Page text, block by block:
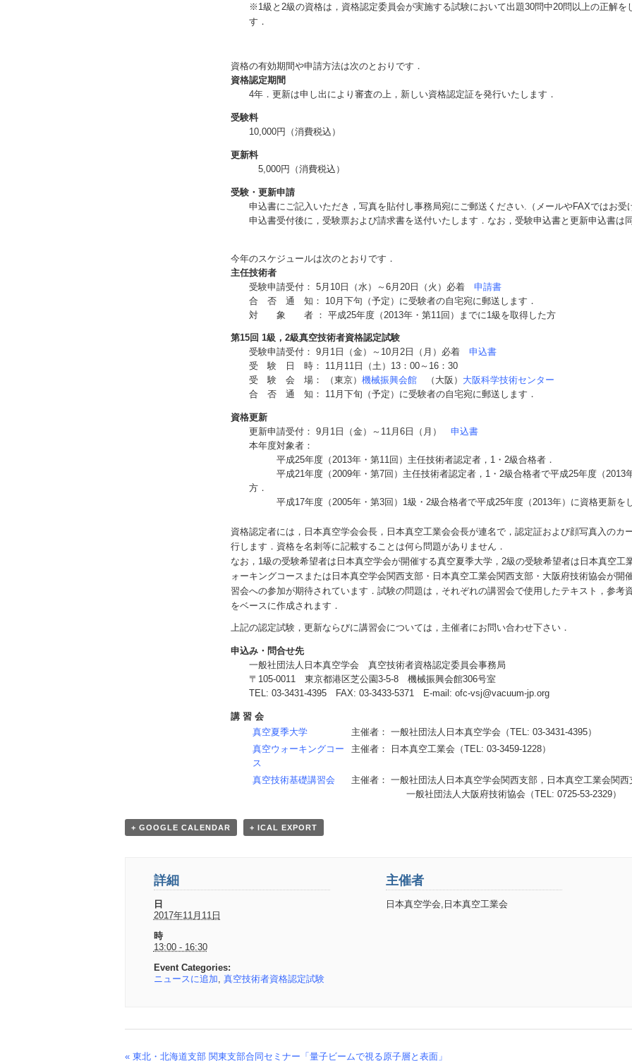
※1級と2級の資格は，資格認定委員会が実施する試験において出題30問中20問以上の正解を
す．
資格の有効期間や申請方法は次のとおりです．
資格認定期間
4年．更新は申し出により審査の上，新しい資格認定証を発行いたします．
受験料
10,000円（消費税込）
更新料
5,000円（消費税込）
受験・更新申請
申込書にご記入いただき，写真を貼付し事務局宛にご郵送ください.（メールやFAXではお受
申込書受付後に，受験票および請求書を送付いたします．なお，受験申込書と更新申込書は
今年のスケジュールは次のとおりです．
主任技術者
受験申請受付： 5月10日（水）～6月20日（火）必着 申請書
合 否 通 知： 10月下句（予定）に受験者の自宅宛に郵送します．
対 象 者 ： 平成25年度（2013年・第11回）までに1級を取得した方
第15回 1級，2級真空技術者資格認定試験
受験申請受付： 9月1日（金）～10月2日（月）必着 申込書
受 験 日 時： 11月11日（土）13：00～16：30
受 験 会 場： （東京） 機械振興会館（大阪） 大阪科学技術センター
合 否 通 知： 11月下旬（予定）に受験者の自宅宛に郵送します．
資格更新
更新申請受付： 9月1日（金）～11月6日（月） 申込書
本年度対象者：
平成25年度（2013年・第11回）主任技術者認定者，1・2級合格者．
平成21年度（2009年・第7回）主任技術者認定者，1・2級合格者で平成25年度（2013
方．
平成17年度（2005年・第3回）1級・2級合格者で平成25年度（2013年）に資格更新を
資格認定者には，日本真空学会会長，日本真空工業会会長が連名で，認定証および顔写真入のカ
行します．資格を名刺等に記載することは何ら問題がありません．
なお，1級の受験希望者は日本真空学会が開催する真空夏季大学，2級の受験希望者は日本真空工
ォーキングコースまたは日本真空学会関西支部・日本真空工業会関西支部・大阪府技術協会が開
習会への参加が期待されています．試験の問題は，それぞれの講習会で使用したテキスト，参考
をベースに作成されます．
上記の認定試験，更新ならびに講習会については，主催者にお問い合わせ下さい．
申込み・問合せ先
一般社団法人日本真空学会 真空技術者資格認定委員会事務局
〒105-0011 東京都港区芝公園3-5-8 機械振興会館306号室
TEL: 03-3431-4395 FAX: 03-3433-5371 E-mail: ofc-vsj@vacuum-jp.org
講 習 会
真空夏季大学
主催者： 一般社団法人日本真空学会（TEL: 03-3431-4395）
真空ウォーキングコー
ス
主催者： 日本真空工業会（TEL: 03-3459-1228）
真空技術基礎講習会
主催者： 一般社団法人日本真空学会関西支部，日本真空工業会関西
一般社団法人大阪府技術協会（TEL: 0725-53-2329）
+ GOOGLE CALENDAR + ICAL EXPORT
詳細
日
2017年11月11日
時
13:00 - 16:30
Event Categories:
ニュースに追加, 真空技術者資格認定試験
主催者
日本真空学会,日本真空工業会
Event
« 東北・北海道支部 関東支部合同セミナー「量子ビームで視る原子層と表面」